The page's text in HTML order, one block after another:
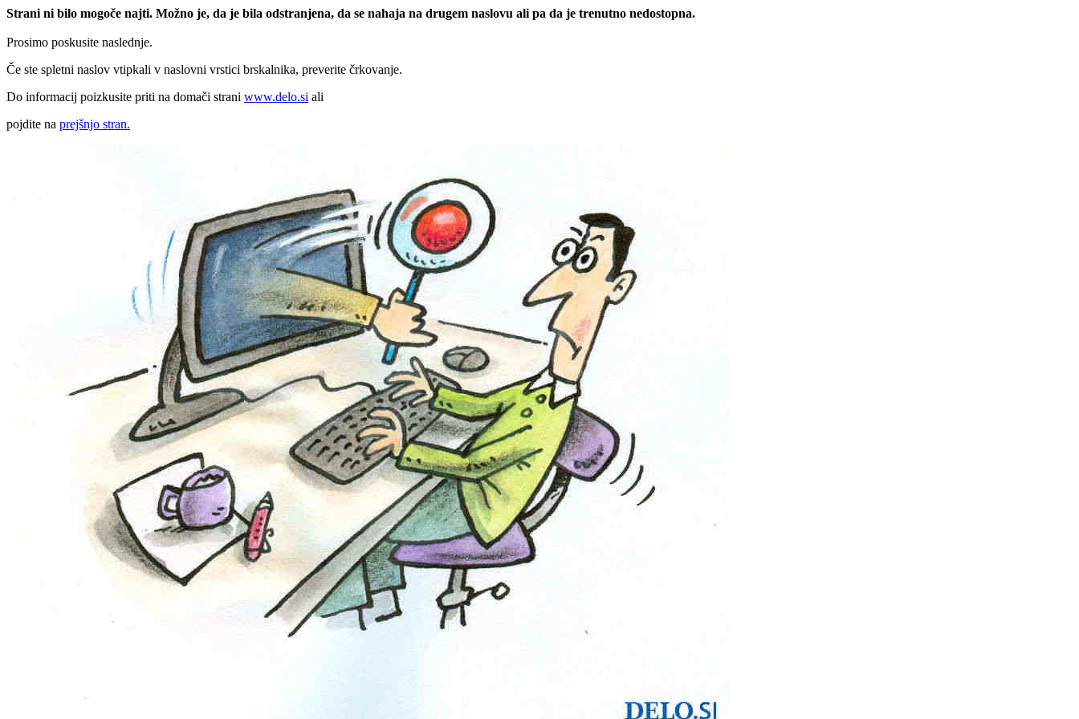
Strani ni bilo mogoče najti. Možno je, da je bila odstranjena, da se nahaja na drugem naslovu ali pa da je trenutno nedostopna.
Prosimo poskusite naslednje.
Če ste spletni naslov vtipkali v naslovni vrstici brskalnika, preverite črkovanje.
Do informacij poizkusite priti na domači strani www.delo.si ali
pojdite na prejšnjo stran.